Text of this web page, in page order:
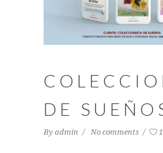
DE
By admin No comments